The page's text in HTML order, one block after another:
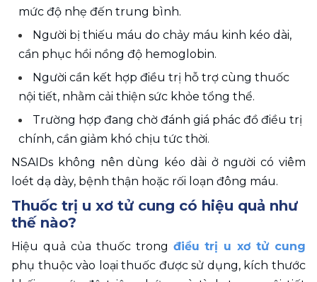
mức độ nhẹ đến trung bình.
Người bị thiếu máu do chảy máu kinh kéo dài,
cần phục hồi nồng độ hemoglobin.
Người cần kết hợp điều trị hỗ trợ cùng thuốc
nội tiết, nhằm cải thiện sức khỏe tổng thể.
Trường hợp đang chờ đánh giá phác đồ điều trị
chính, cần giảm khó chịu tức thời.
NSAIDs không nên dùng kéo dài ở người có viêm
loét dạ dày, bệnh thận hoặc rối loạn đông máu.
Thuốc trị u xơ tử cung có hiệu quả như
thế nào?
Hiệu quả của thuốc trong điều trị u xơ tử cung
phụ thuộc vào loại thuốc được sử dụng, kích thước